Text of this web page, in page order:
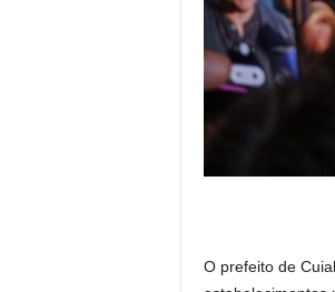
O prefeito de